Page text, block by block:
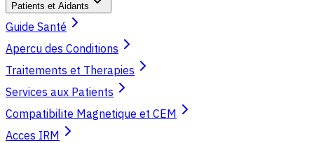
Patients et Aidants
Guide Santé
Apercu des Conditions
Traitements et Therapies
Services aux Patients
Compatibilite Magnetique et CEM
Acces IRM